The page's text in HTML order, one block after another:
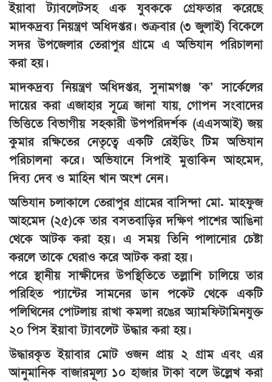
ইয়াবা ট্যাবলেটসহ এক যুবককে গ্রেফতার করেছে
মাদকদ্রব্য নিয়ন্ত্রণ অধিদপ্তর। শুক্রবার (৩ জুলাই) বিকেলে
সদর উপজেলার তেরাপুর গ্রামে এ অভিযান পরিচালনা
করা হয়।
মাদকদ্রব্য নিয়ন্ত্রণ অধিদপ্তর, সুনামগঞ্জ ‘ক’ সার্কেলের
দায়ের করা এজাহার সূত্রে জানা যায়, গোপন সংবাদের
ভিত্তিতে বিভাগীয় সহকারী উপপরিদর্শক (এএসআই) জয়
কুমার রক্ষিতের নেতৃত্বে একটি রেইডিং টিম অভিযান
পরিচালনা করে। অভিযানে সিপাই মুত্তাকিন আহমেদ,
দিব্য দেব ও মাহিন খান অংশ নেন।
অভিযান চলাকালে তেরাপুর গ্রামের বাসিন্দা মো. মাহফুজ
আহমেদ (২৫)কে তার বসতবাড়ির দক্ষিণ পাশের আঙিনা
থেকে আটক করা হয়। এ সময় তিনি পালানোর চেষ্টা
করলে তাকে ঘেরাও করে আটক করা হয়।
পরে স্থানীয় সাক্ষীদের উপস্থিতিতে তল্লাশি চালিয়ে তার
পরিহিত প্যান্টের সামনের ডান পকেট থেকে একটি
পলিথিনের পোটলায় রাখা কমলা রঙের অ্যামফিটামিনযুক্ত
২০ পিস ইয়াবা ট্যাবলেট উদ্ধার করা হয়।
উদ্ধারকৃত ইয়াবার মোট ওজন প্রায় ২ গ্রাম এবং এর
আনুমানিক বাজারমূল্য ১০ হাজার টাকা বলে উল্লেখ করা